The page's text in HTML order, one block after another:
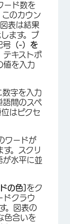
×
ード数を
のカウン
表は結果
ます。プ
号 （-）を
テキストボ
値を入力
数字を入力
語間のスペ
はピクセ
ワードが
。スクリ
が水平に並
の色]をク
ドクラウ
。図表の
色合いを